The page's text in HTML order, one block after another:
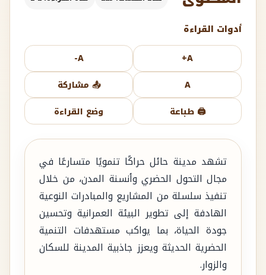
أدوات القراءة
A+
A-
A
📤 مشاركة
🖨️ طباعة
وضع القراءة
تشهد مدينة حائل حراكًا تنمويًا متسارعًا في
مجال التحول الحضري وأنسنة المدن، من خلال
تنفيذ سلسلة من المشاريع والمبادرات النوعية
الهادفة إلى تطوير البيئة العمرانية وتحسين
جودة الحياة، بما يواكب مستهدفات التنمية
الحضرية الحديثة ويعزز جاذبية المدينة للسكان
والزوار.